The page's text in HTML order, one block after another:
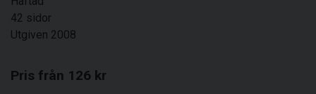
42 sidor
Utgiven 2008
Pris från 126 kr